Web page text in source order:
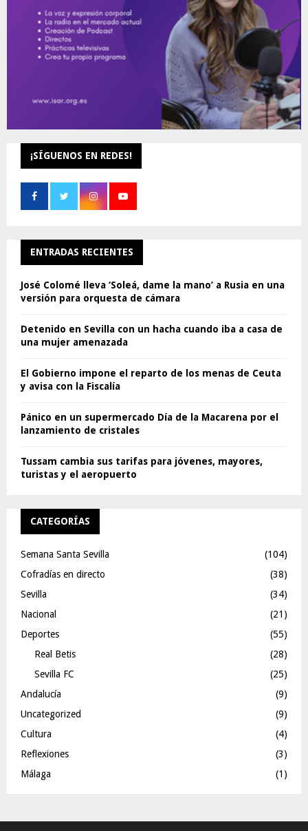
¡SÍGUENOS EN REDES!
ENTRADAS RECIENTES
José Colomé lleva ‘Soleá, dame la mano’ a Rusia en una
versión para orquesta de cámara
Detenido en Sevilla con un hacha cuando iba a casa de
una mujer amenazada
El Gobierno impone el reparto de los menas de Ceuta
y avisa con la Fiscalía
Pánico en un supermercado Día de la Macarena por el
lanzamiento de cristales
Tussam cambia sus tarifas para jóvenes, mayores,
turistas y el aeropuerto
CATEGORÍAS
Semana Santa Sevilla
(104)
Cofradías en directo
(38)
Sevilla
(34)
Nacional
(21)
Deportes
(55)
Real Betis
(28)
Sevilla FC
(25)
Andalucía
(9)
Uncategorized
(9)
Cultura
(4)
Reflexiones
(3)
Málaga
(1)